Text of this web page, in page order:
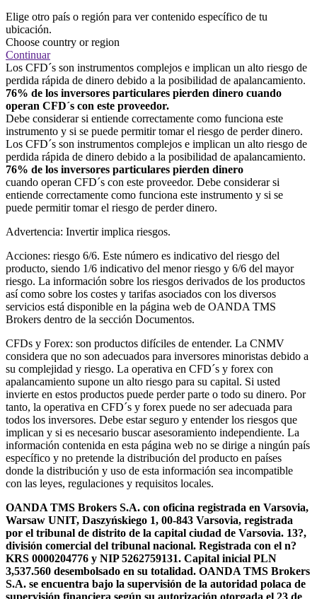
Elige otro país o región para ver contenido específico de tu
ubicación.
Choose country or region
Continuar
Los CFD´s son instrumentos complejos e implican un alto riesgo de
perdida rápida de dinero debido a la posibilidad de apalancamiento.
76% de los inversores particulares pierden dinero cuando
operan CFD´s con este proveedor.
Debe considerar si entiende correctamente como funciona este
instrumento y si se puede permitir tomar el riesgo de perder dinero.
Los CFD´s son instrumentos complejos e implican un alto riesgo de
perdida rápida de dinero debido a la posibilidad de apalancamiento.
76% de los inversores particulares pierden dinero
cuando operan CFD´s con este proveedor. Debe considerar si
entiende correctamente como funciona este instrumento y si se
puede permitir tomar el riesgo de perder dinero.
Advertencia: Invertir implica riesgos.
Acciones: riesgo 6/6. Este número es indicativo del riesgo del
producto, siendo 1/6 indicativo del menor riesgo y 6/6 del mayor
riesgo. La información sobre los riesgos derivados de los productos
así como sobre los costes y tarifas asociados con los diversos
servicios está disponible en la página web de OANDA TMS
Brokers dentro de la sección Documentos.
CFDs y Forex: son productos difíciles de entender. La CNMV
considera que no son adecuados para inversores minoristas debido a
su complejidad y riesgo. La operativa en CFD´s y forex con
apalancamiento supone un alto riesgo para su capital. Si usted
invierte en estos productos puede perder parte o todo su dinero. Por
tanto, la operativa en CFD´s y forex puede no ser adecuada para
todos los inversores. Debe estar seguro y entender los riesgos que
implican y si es necesario buscar asesoramiento independiente. La
información contenida en esta página web no se dirige a ningún país
específico y no pretende la distribución del producto en países
donde la distribución y uso de esta información sea incompatible
con las leyes, regulaciones y requisitos locales.
OANDA TMS Brokers S.A. con oficina registrada en Varsovia,
Warsaw UNIT, Daszyńskiego 1, 00-843 Varsovia, registrada
por el tribunal de distrito de la capital ciudad de Varsovia. 13?,
división comercial del tribunal nacional. Registrada con el n?
KRS 0000204776 y NIP 5262759131. Capital inicial PLN
3,537.560 desembolsado en su totalidad. OANDA TMS Brokers
S.A. se encuentra bajo la supervisión de la autoridad polaca de